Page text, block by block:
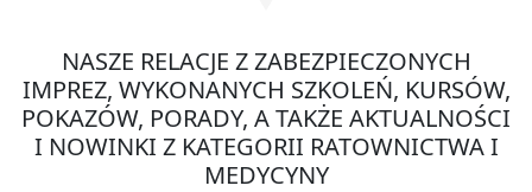
NASZE RELACJE Z ZABEZPIECZONYCH
IMPREZ, WYKONANYCH SZKOLEŃ, KURSÓW,
POKAZÓW, PORADY, A TAKŻE AKTUALNOŚCI
I NOWINKI Z KATEGORII RATOWNICTWA I
MEDYCYNY